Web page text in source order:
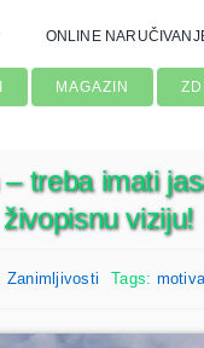
ONLINE
MAGAZIN
treba imati
živopisnu viziju!
Zanimljivosti Tags: